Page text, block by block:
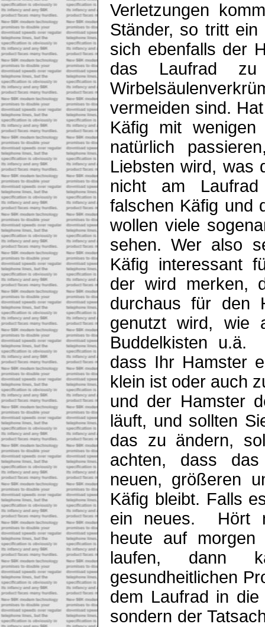
Verletzungen
Ständer, so tritt
sich ebenfalls der
das Laufrad
vermeiden sind.
Käfig mit
natürlich
Liebsten wird, was
nicht am
falschen Käfig und
wollen viele
sehen. Wer also
Käfig interessant
der wird merken,
durchaus für den
genutzt wird, wie
Buddelkisten u.ä.
dass Ihr Hamster
klein ist oder auch
und der Hamster
läuft, und sollten
das zu ändern,
achten, dass
neuen, größeren
Käfig bleibt. Falls
ein neues. Hört
heute auf
laufen, dann
gesundheitlichen
dem Laufrad in
sondern der